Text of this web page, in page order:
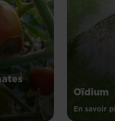
Oïdium
En savoir